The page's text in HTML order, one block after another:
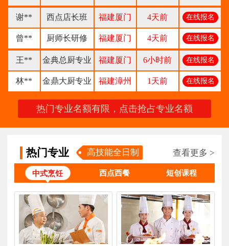
谢** 西点店长班 福建厦门 4天前 在线报名
曾** 厨师长研修 福建厦门 4天前 在线报名
王** 金典总厨专业 福建厦门 6小时前 在线报名
林** 金鼎大厨专业 福建漳州 1天前 在线报名
陈** 时尚西点专业 福建泉州 3天前 在线报名
张** 金领大厨专业 福建厦门 8小时前 在线报名
柯** 经典西点专业 福建厦门 1天前 在线报名
时尚西餐西点
专业
陈** 大厨精英专业 福建福州 3天前 在线报名
谢** 西点店长班 福建厦门 4天前 在线报名
热门专业名额有限，点击抢占专业名额
热门专业 高技能全日制 查看更多 >
中式烹饪 西点西餐 短创课程